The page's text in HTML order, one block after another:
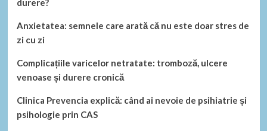
Anxietatea: semnele care arată că nu este doar stres de
zi cu zi
Complicațiile varicelor netratate: tromboză, ulcere
venoase și durere cronică
Clinica Prevencia explică: când ai nevoie de psihiatrie și
psihologie prin CAS